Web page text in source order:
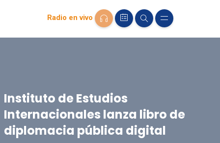
Radio en vivo
Instituto de Estudios
Internacionales lanza libro de
diplomacia pública digital